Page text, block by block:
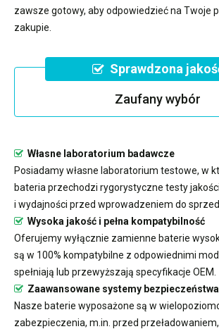
zawsze gotowy, aby odpowiedzieć na Twoje
zakupie.
Sprawdzona
Zaufany wybór
Własne laboratorium badawcze
Posiadamy własne laboratorium testowe, w
bateria przechodzi rygorystyczne testy
i wydajności przed wprowadzeniem do
Wysoka jakość i pełna kompatybilność
Oferujemy wyłącznie zamienne baterie
są w 100% kompatybilne z odpowiednimi
spełniają lub przewyższają specyfikacje OEM.
Zaawansowane systemy bezpieczeństwa
Nasze baterie wyposażone są w
zabezpieczenia, m.in. przed